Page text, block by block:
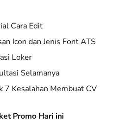
Cara Edit
Icon dan Jenis Font ATS
Loker
Selamanya
7 Kesalahan Membuat CV
Promo Hari ini